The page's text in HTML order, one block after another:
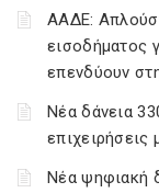
ΑΑΔΕ:
εισοδήματος
επενδύουν
Νέα δάνεια
επιχειρήσεις
Νέα ψηφιακή